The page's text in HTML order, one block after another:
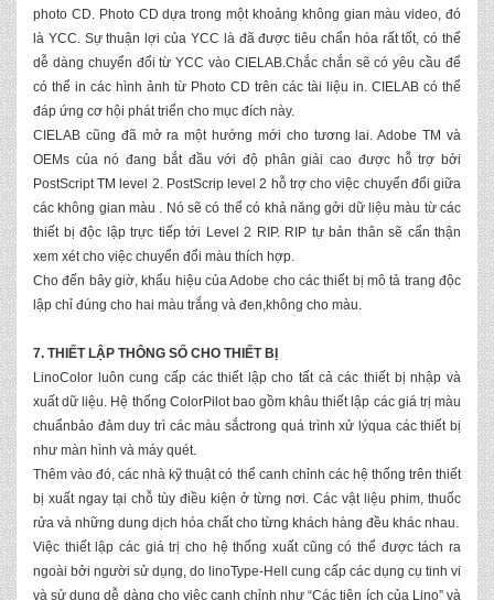
photo CD. Photo CD dựa trong một khoảng không gian màu video, đó
là YCC. Sự thuận lợi của YCC là đã được tiêu chẩn hóa rất tốt, có thể
dễ dàng chuyển đổi từ YCC vào CIELAB.Chắc chắn sẽ có yêu cầu để
có thể in các hình ảnh từ Photo CD trên các tài liệu in. CIELAB có thể
đáp ứng cơ hội phát triển cho mục đích này.
CIELAB cũng đã mở ra một hướng mới cho tương lai. Adobe TM và
OEMs của nó đang bắt đầu với độ phân giải cao được hỗ trợ bởi
PostScript TM level 2. PostScrip level 2 hỗ trợ cho việc chuyển đổi giữa
các không gian màu . Nó sẽ có thể có khả năng gởi dữ liệu màu từ các
thiết bị độc lập trực tiếp tới Level 2 RIP. RIP tự bản thân sẽ cẩn thận
xem xét cho việc chuyển đổi màu thích hợp.
Cho đến bây giờ, khẩu hiệu của Adobe cho các thiết bị mô tả trang độc
lập chỉ đúng cho hai màu trắng và đen,không cho màu.
7. THIẾT LẬP THÔNG SỐ CHO THIẾT BỊ
LinoColor luôn cung cấp các thiết lập cho tất cả các thiết bị nhập và
xuất dữ liệu. Hệ thống ColorPilot bao gồm khâu thiết lập các giá trị màu
chuẩnbảo đảm duy trì các màu sắctrong quá trình xử lýqua các thiết bị
như màn hình và máy quét.
Thêm vào đó, các nhà kỹ thuật có thể canh chỉnh các hệ thống trên thiết
bị xuất ngay tại chỗ tùy điều kiện ở từng nơi. Các vật liệu phim, thuốc
rửa và những dung dịch hóa chất cho từng khách hàng đều khác nhau.
Việc thiết lập các giá trị cho hệ thống xuất cũng có thể được tách ra
ngoài bởi người sử dụng, do linoType-Hell cung cấp các dụng cụ tinh vi
và sử dụng dễ dàng cho việc canh chỉnh như “Các tiện ích của Lino” và